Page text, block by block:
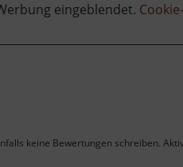
eingeblendet.
keine Bewertungen schreiben.